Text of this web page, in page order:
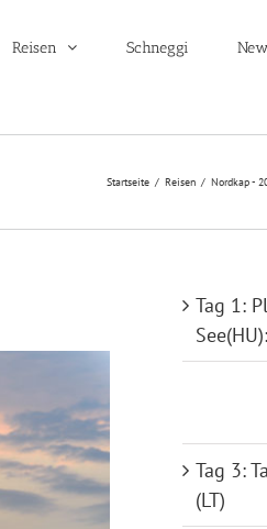
Reisen Schneggi
Startseite / Reisen / Nordkap -
Tag 1:
See(HU):
Tag 3:
(LT)